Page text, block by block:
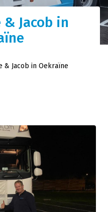
Jacob in
& Jacob in Oekraïne